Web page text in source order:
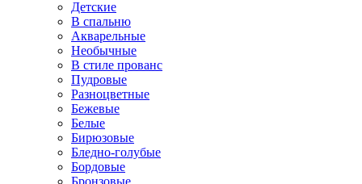
Детские
В спальню
Акварельные
Необычные
В стиле прованс
Пудровые
Разноцветные
Бежевые
Белые
Бирюзовые
Бледно-голубые
Бордовые